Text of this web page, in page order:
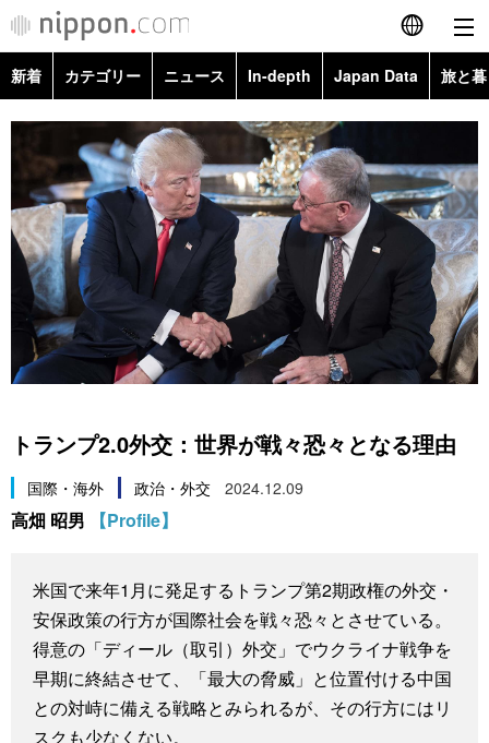
English
繁體字
Français
Español
العربية
カテゴリー
政治・外交
経済・ビジネス
社会
文化
科学・技術
暮らし
スポーツ・東京2020
ニュース
トップ
In-depth
旅と暮らし
動画/Live
Books
Cinema
Topics
新着 カテゴリー ニュース In-depth Japan Data 旅と
政治・外交
経済・ビジネス
国際・海外
社会
文化
暮らし
スポーツ・東京2020
Topics
Images
People
東京
お知らせ
トランプ2.0外交：世界が戦々恐々となる理由
国際・海外 政治・外交 2024.12.09
高畑 昭男 【Profile】
米国で来年1月に発足するトランプ第2期政権の外交・
安保政策の行方が国際社会を戦々恐々とさせている。
得意の「ディール（取引）外交」でウクライナ戦争を
早期に終結させて、「最大の脅威」と位置付ける中国
との対峙に備える戦略とみられるが、その行方にはリ
スクも少なくない。